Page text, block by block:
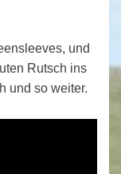
und
Rutsch ins
und so weiter.